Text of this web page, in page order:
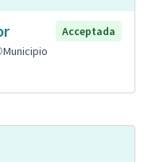
Acceptada
Municipio